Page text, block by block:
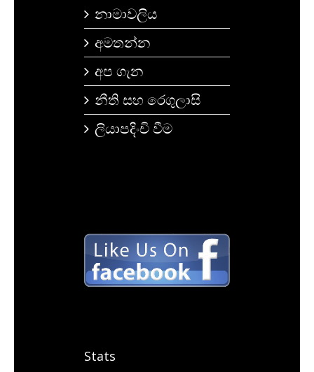
නාමාවලිය
අමතන්න
අප ගැන
නීති සහ රෙගුලාසි
ලියාපදිංචි වීම
Stats